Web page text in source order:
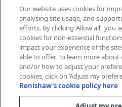
Our website uses cookies for
analysing site usage, and
efforts. By clicking ‘Allow all’, you
cookies for non-essential
impact your experience of the
able to offer. To learn more about
and/or how to adjust your
cookies, click on ‘Adjust my
Renishaw's cookie policy here